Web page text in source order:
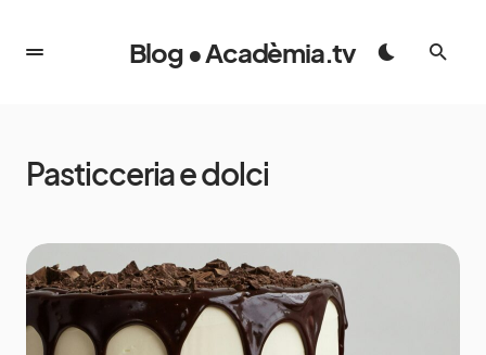
Blog • Acadèmia.tv
Pasticceria e dolci